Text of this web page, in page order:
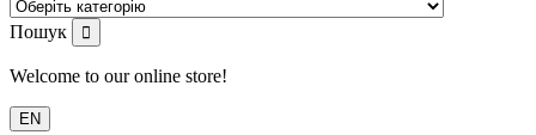
Пошук
Welcome to our online store!
EN